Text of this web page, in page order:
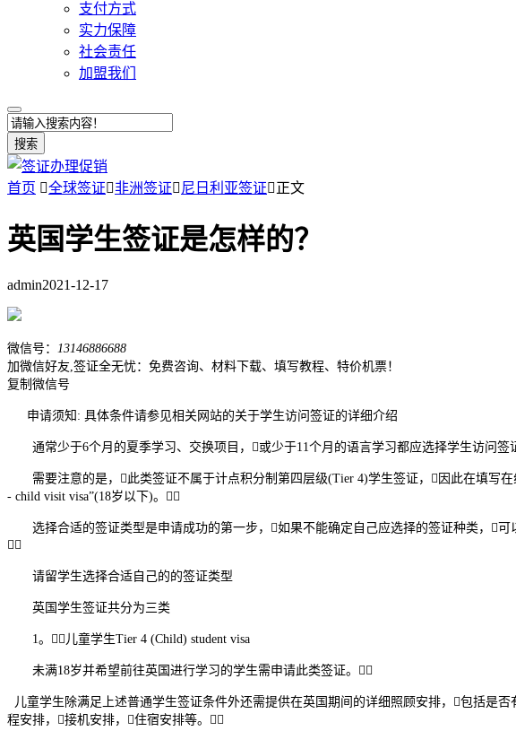
支付方式
实力保障
社会责任
加盟我们
搜索
首页 全球签证非洲签证 尼日利亚签证正文
英国学生签证是怎样的？
admin2021-12-17
微信号：
13146886688
加微信好友,签证全无忧：免费咨询、材料下载、填写教程、特价机票！
复制微信号
申请须知: 具体条件请参见相关网站的关于学生访问签证的详细介绍
通常少于6个月的夏季学习、交换项目，或少于11个月的语言学习都应选择学生访问签
需要注意的是，此类签证不属于计点积分制第四层级(Tier 4)学生签证，因此在填写在
- child visit visa”(18岁以下)。
选择合适的签证类型是申请成功的第一步，如果不能确定自己应选择的签证种类，可

请留学生选择合适自己的的签证类型
英国学生签证共分为三类
1。儿童学生Tier 4 (Child) student visa
未满18岁并希望前往英国进行学习的学生需申请此类签证。
儿童学生除满足上述普通学生签证条件外还需提供在英国期间的详细照顾安排，包括是
程安排，接机安排，住宿安排等。